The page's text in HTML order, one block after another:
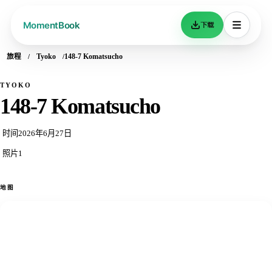
下载
旅程 Tyoko 148-7 Komatsucho
TYOKO
148-7 Komatsucho
时间 2026年6月27日
照片1
地图